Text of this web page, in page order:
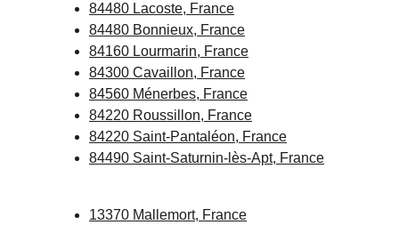
84480 Lacoste, France
84480 Bonnieux, France
84160 Lourmarin, France
84300 Cavaillon, France
84560 Ménerbes, France
84220 Roussillon, France
84220 Saint-Pantaléon, France
84490 Saint-Saturnin-lès-Apt, France
13370 Mallemort, France